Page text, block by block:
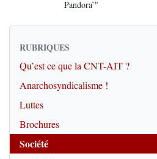
Pandora’"
RUBRIQUES
Qu’est ce que la CNT-AIT ?
Anarchosyndicalisme !
Luttes
Brochures
Société